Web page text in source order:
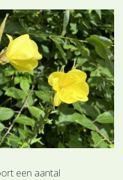
een aantal